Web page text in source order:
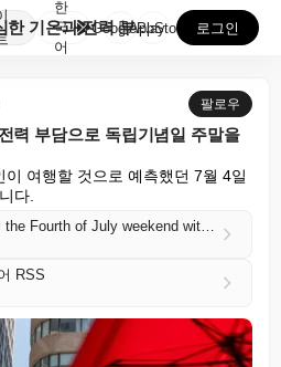
폭염 돔이 극심한 기온과 전력 부담으로 독립기념일 주말...
한
국
어
GooglePlay
AppStore 로그인
팔로우
력 부담으로 독립기념일 주말을
여행할 것으로 예측했던 7월 4일
다.
A heat dome threatens the Fourth of July weekend with extreme temps and power strain
RSS